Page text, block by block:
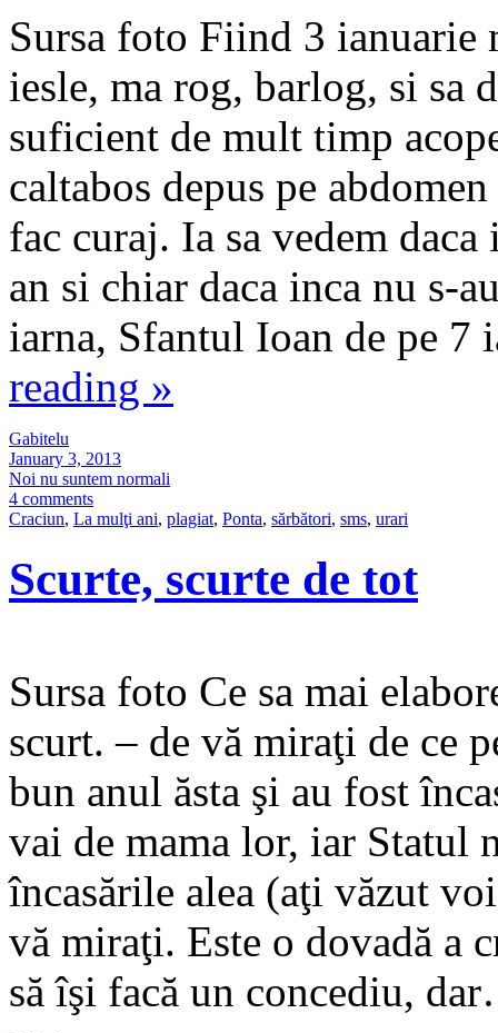
Sursa foto Fiind 3 ianuarie
iesle, ma rog, barlog, si sa
suficient de mult timp
caltabos depus pe
fac curaj. Ia sa vedem
an si chiar daca inca nu s-
iarna, Sfantul Ioan de pe
reading »
Gabitelu
January 3, 2013
Noi nu suntem normali
4 comments
Craciun, La mulţi ani, plagiat, Ponta, sărbători, sms, urari
Scurte, scurte de tot
Sursa foto Ce sa mai
scurt. – de vă miraţi de ce
bun anul ăsta şi au fost
vai de mama lor, iar Statul
încasările alea (aţi văzut
vă miraţi. Este o dovadă a
să îşi facă un concediu,